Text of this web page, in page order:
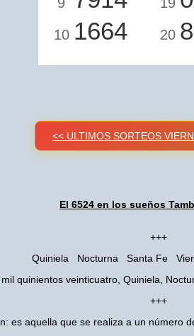
10 1664 20
<< ULTIMOS SORTEOS
El 6524 en los sueños
+++
Quiniela Nocturna Santa Fe
quinientos veinticuatro, Quiniela,
+++
es aquella que se realiza a un número